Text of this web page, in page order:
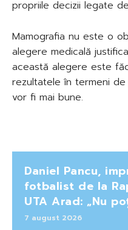
propriile decizii legate
Mamografia nu este o
alegere medicală
această alegere este
rezultatele în termeni
vor fi mai bune.
Daniel Pancu,
fotbalist de la
UTA Arad: „Nu
7 august 2026